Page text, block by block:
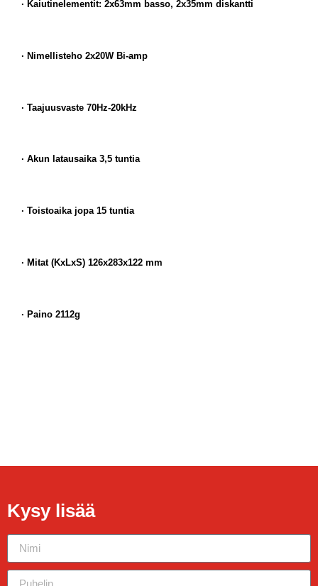
· Kaiutinelementit: 2x63mm basso, 2x35mm diskantti
· Nimellisteho 2x20W Bi-amp
· Taajuusvaste 70Hz-20kHz
· Akun latausaika 3,5 tuntia
· Toistoaika jopa 15 tuntia
· Mitat (KxLxS) 126x283x122 mm
· Paino 2112g
Kysy lisää